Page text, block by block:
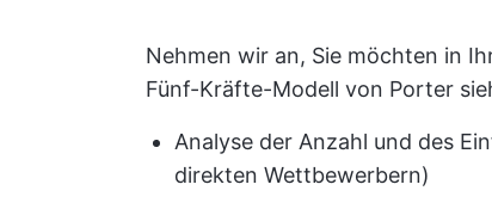
Nehmen wir an, Sie möchten in
Fünf-Kräfte-Modell von Porter
Analyse der Anzahl und des
direkten Wettbewerbern)